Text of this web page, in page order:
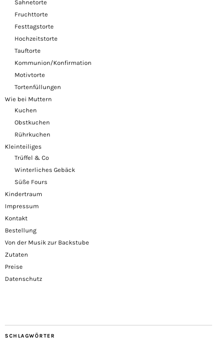
Sahnetorte
Fruchttorte
Festtagstorte
Hochzeitstorte
Tauftorte
Kommunion/Konfirmation
Motivtorte
Tortenfüllungen
Wie bei Muttern
Kuchen
Obstkuchen
Rührkuchen
Kleinteiliges
Trüffel & Co
Winterliches Gebäck
Süße Fours
Kindertraum
Impressum
Kontakt
Bestellung
Von der Musik zur Backstube
Zutaten
Preise
Datenschutz
SCHLAGWÖRTER